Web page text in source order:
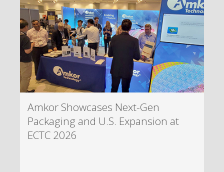
Amkor Showcases Next-Gen
Packaging and U.S. Expansion at
ECTC 2026